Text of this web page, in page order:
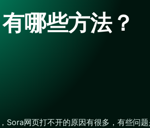
哪些方法？
网页打不开的原因有很多，有些问